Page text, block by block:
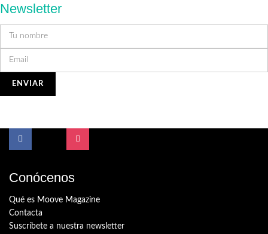
Newsletter
Conócenos
Qué es Moove Magazine
Contacta
Suscríbete a nuestra newsletter